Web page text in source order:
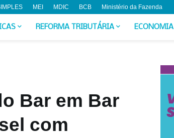
MEI MDIC BCB Ministério da Fazenda
REFORMA TRIBUTÁRIA ECONOMIA
Bar em Bar
com